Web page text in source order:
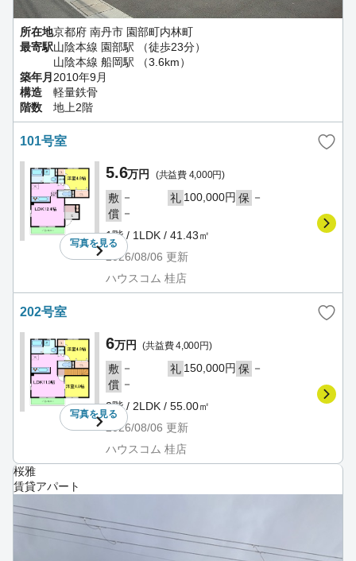
所在地京都府 南丹市 園部町内林町
最寄駅山陰本線 園部駅 （徒歩23分）
山陰本線 船岡駅 （3.6km）
築年月 2010年9月
構造
軽量鉄骨
階数
地上2階
101号室
写真を見る
5.6万円 (共益費 4,000円)
敷 － 礼 100,000円 保 －
償 －
1階 / 1LDK / 41.43㎡
2026/08/06 更新
ハウスコム 桂店
202号室
写真を見る
6万円 (共益費 4,000円)
敷 － 礼 150,000円 保 －
償 －
2階 / 2LDK / 55.00㎡
2026/08/06 更新
ハウスコム 桂店
桜雅
賃貸アパート